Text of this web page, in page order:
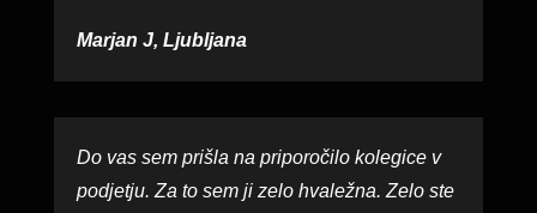
Marjan J, Ljubljana
Do vas sem prišla na priporočilo kolegice v
podjetju. Za to sem ji zelo hvaležna. Zelo ste